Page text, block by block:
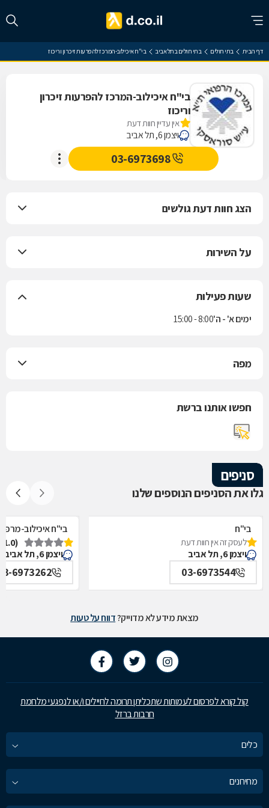
דף הבית בתי חולים בתי חולים בתל אביב בי"ח איכילוב-המרכז להפרעות זיכרון וריכוז
בי"ח איכילוב-המרכז להפרעות זיכרון
וריכוז
אין עדיין חוות דעת
ויצמן 6, תל אביב
03-6973698
הצג חוות דעת גולשים
על השירות
שעות פעילות
ימים א' - ה'8:00 - 15:00
מפה
חפשו אותנו ברשת
סניפים
גלו את הסניפים הנוספים שלנו
בי"ח
איכילוב-אף,אוזן,גרון,ניתוחי-ראש,צוואר,פה,לסתות-מערך,
תל אביב
לעסק זה אין חוות דעת
ויצמן 6, תל אביב
03-6973544
בי"ח איכילוב-
תל אביב
(1.0)
ויצמן 6, תל אביב
6973262
מצאת מידע לא מדוייק?דווח על טעות
קול קורא לפרסום לעמותות שתכליתן תרומה לחיילים ו/או לנפגעי מלחמת
חרבות ברזל
כלים
מחירונים